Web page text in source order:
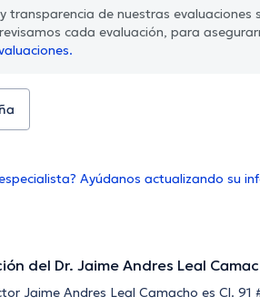
transparencia de nuestras evaluaciones
cada evaluación, para
Ayúdanos actualizando su
del Dr. Jaime Andres Leal
Jaime Andres Leal Camacho es Cl. 91